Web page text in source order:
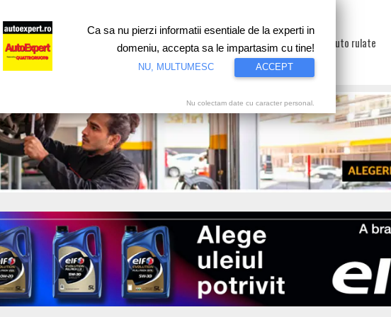
Test drive Motorsport Proiecte speciale Video Auto rulate
Ca sa nu pierzi informatii esentiale de la experti in
domeniu, accepta sa le impartasim cu tine!
NU, MULTUMESC ACCEPT
Nu colectam date cu caracter personal.